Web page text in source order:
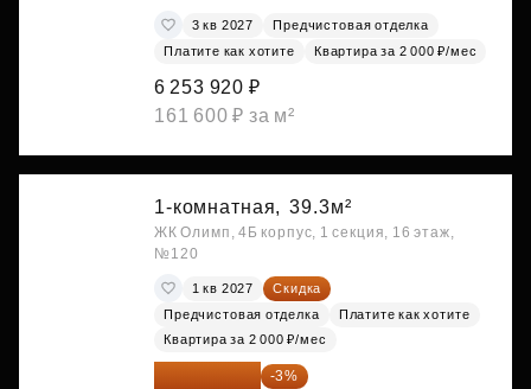
3 кв 2027
Предчистовая отделка
Платите как хотите
Квартира за 2 000 ₽/мес
6 253 920 ₽
161 600 ₽ за м²
1-комнатная, 39.3м²
ЖК Олимп, 4Б корпус, 1 секция, 16 этаж,
№120
1 кв 2027
Скидка
Предчистовая отделка
Платите как хотите
Квартира за 2 000 ₽/мес
-3%